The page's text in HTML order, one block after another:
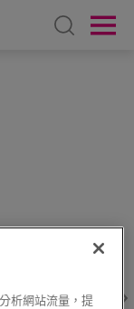
Open
析網站流量，提